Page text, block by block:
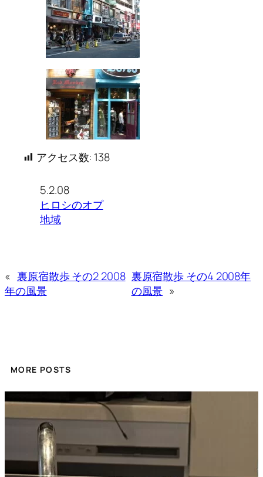
アクセス数: 138
5.2.08
ヒロシのオプ
地域
« 裏原宿散歩 その2 2008
年の風景
裏原宿散歩 その4 2008年
の風景 »
MORE POSTS